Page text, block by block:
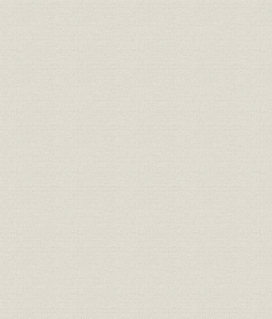
経営理念 設立願書
経営 設立認可指令
商品 第一号生命保険証書
事業所 南茅場町当時の本店社屋
事業所 坂本町当時の本店社屋
役員
元取締役 故末延道成氏、元取締
役 故本山彦一氏
事業所 八重洲町当時の本店社屋
役員 元監査役 故草郷清四郎氏
役員 元取締役 故桐島像一氏
役員 各務幸一郎氏
役員 元監査役 故俣野景蔵氏
設備 十億達成記念銀盤
事業所 新築落成当時の現本店社屋